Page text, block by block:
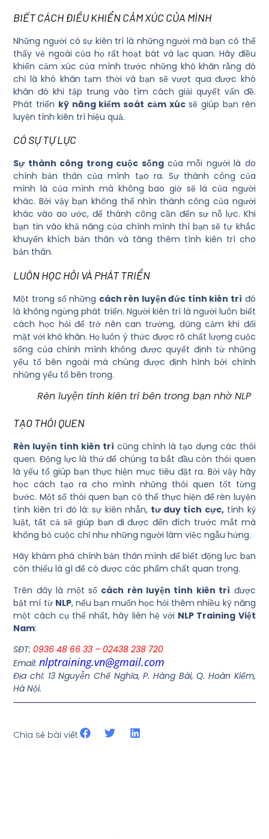
BIẾT CÁCH ĐIỀU KHIỂN CẢM XÚC CỦA MÌNH
Những người có sự kiên trì là những người mà bạn có thể
thấy vẻ ngoài của họ rất hoạt bát và lạc quan. Hãy điều
khiển cảm xúc của mình trước những khó khăn rằng đó
chỉ là khó khăn tạm thời và bạn sẽ vượt qua được khó
khăn đó khi tập trung vào tìm cách giải quyết vấn đề.
Phát triển kỹ năng kiểm soát cảm xúcsẽ giúp bạn rèn
luyện tính kiên trì hiệu quả.
CÓ SỰ TỰ LỰC
Sự thành công trong cuộc sốngcủa mỗi người là do
chính bản thân của mình tạo ra. Sự thành công của
mình là của mình mà không bao giờ sẽ là của người
khác. Bởi vậy bạn không thể nhìn thành công của người
khác vào ao ước, để thành công cần đến sự nỗ lực. Khi
bạn tin vào khả năng của chính mình thì bạn sẽ tự khắc
khuyến khích bản thân và tăng thêm tính kiên trì cho
bản thân.
LUÔN HỌC HỎI VÀ PHÁT TRIỂN
Một trong số những cách rèn luyện đức tính kiên trì đó
là không ngừng phát triển. Người kiên trì là người luôn biết
cách học hỏi để trở nên can trường, dũng cảm khi đối
mặt với khó khăn. Họ luôn ý thức được rõ chất lượng cuộc
sống của chính mình không được quyết định từ những
yếu tố bên ngoài mà chúng được định hình bởi chính
những yếu tố bên trong.
Rèn luyện tính kiên trì bên trong bạn nhờ NLP
TẠO THÓI QUEN
Rèn luyện tính kiên trì cũng chính là tạo dựng các thói
quen. Động lực là thứ để chúng ta bắt đầu còn thói quen
là yếu tố giúp bạn thực hiện mục tiêu đặt ra. Bởi vậy hãy
học cách tạo ra cho mình những thói quen tốt từng
bước. Một số thói quen bạn có thể thực hiện để rèn luyện
tính kiên trì đó là: sự kiên nhẫn, tư duy tích cực,tính kỷ
luật, tất cả sẽ giúp bạn đi được đến đích trước mắt mà
không bỏ cuộc chỉ như những người làm việc ngẫu hứng.
Hãy khám phá chính bản thân mình để biết động lực bạn
còn thiếu là gì để có được các phẩm chất quan trọng.
Trên đây là một số cách rèn luyện tính kiên trì được
bật mí từ NLP, nếu bạn muốn học hỏi thêm nhiều kỹ năng
một cách cụ thể nhất, hãy liên hệ với NLP Training Việt
Nam:
SĐT:0936 48 66 33 – 02438 238 720
Email:nlptraining.vn@gmail.com
Địa chỉ: 13 Nguyễn Chế Nghĩa, P. Hàng Bài, Q. Hoàn Kiếm,
Hà Nội.
Chia sẻ bài viết